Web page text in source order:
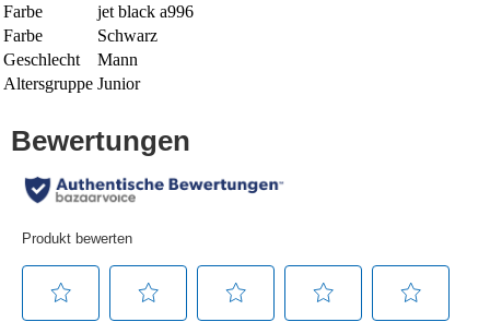
Farbe
jet black a996
Farbe
Schwarz
Geschlecht
Mann
Altersgruppe Junior